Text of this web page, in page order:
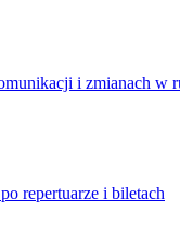
i zmianach w
repertuarze i biletach